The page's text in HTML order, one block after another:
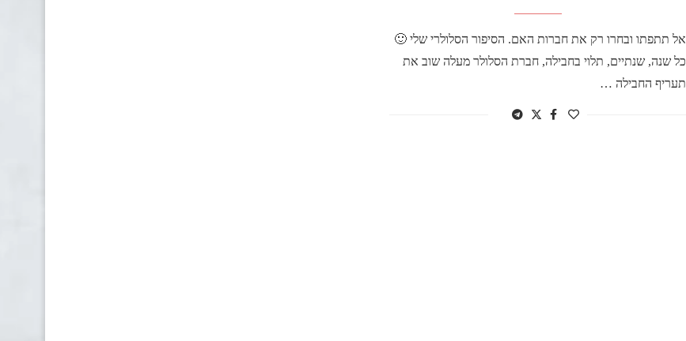
אל תתפתו ובחרו רק את חברות האם. הסיפור הסלולרי שלי 🙂
כל שנה, שנתיים, תלוי בחבילה, חברת הסלולר מעלה שוב את
תעריף החבילה …